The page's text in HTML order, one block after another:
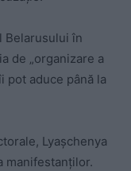
Belarusului în
de „organizare a
pot aduce până la
Lyașchenya
manifestanților.